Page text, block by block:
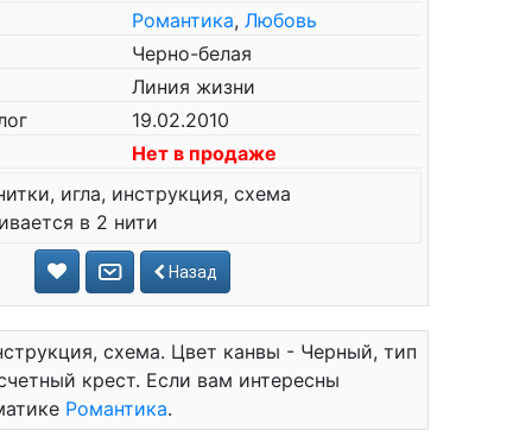
Романтика, Любовь
Черно-белая
Линия жизни
19.02.2010
Нет в продаже
игла, инструкция, схема
в 2 нити
Назад
схема. Цвет канвы - Черный, тип
крест. Если вам интересны
Романтика.